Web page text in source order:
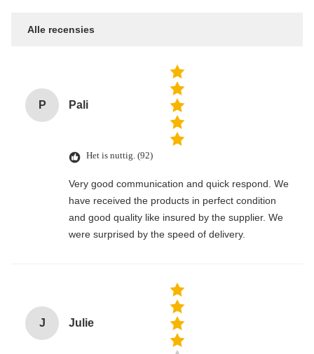
Alle recensies
P Pali
Het is nuttig. (92)
Very good communication and quick respond. We
have received the products in perfect condition
and good quality like insured by the supplier. We
were surprised by the speed of delivery.
J Julie